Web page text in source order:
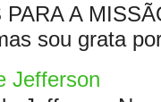
A
sou grata
Jefferson